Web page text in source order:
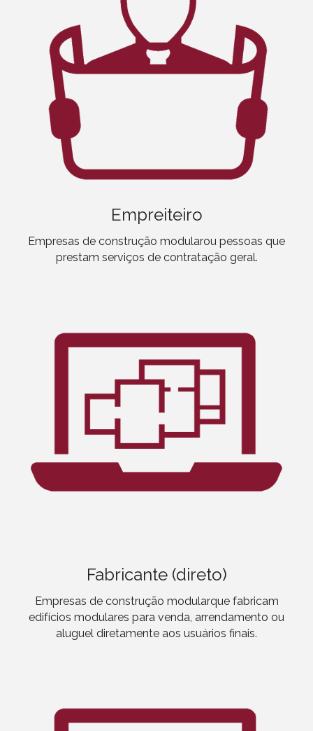
Empreiteiro
Empresas de construção modularou pessoas que
prestam serviços de contratação geral.
Fabricante (direto)
Empresas de construção modularque fabricam
edifícios modulares para venda, arrendamento ou
aluguel diretamente aos usuários finais.